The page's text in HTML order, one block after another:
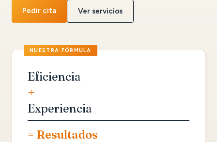
Pedir cita Ver servicios
Eficiencia
+
Experiencia
= Resultados